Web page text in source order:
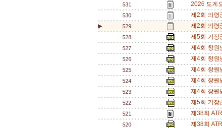
531 2026 도계
530 제2회 의령
▶ 529 제2회 의령
528 제5회 기장
527 제4회 창원
526 제4회 창원
525 제4회 창원
524 제4회 창원
523 제4회 창원
522 제5회 기장
521 제38회
520 제38회